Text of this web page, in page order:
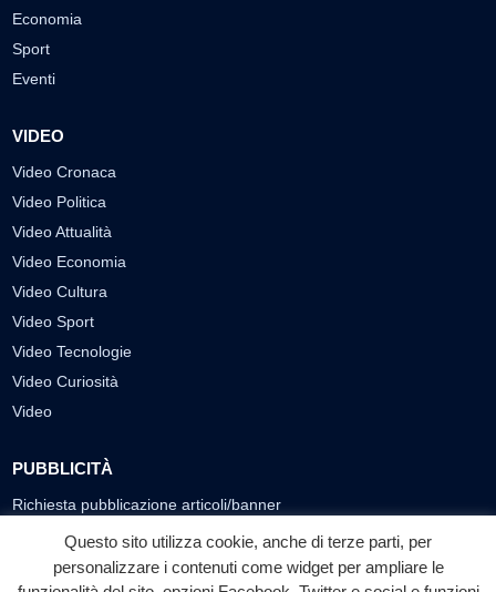
Economia
Sport
Eventi
VIDEO
Video Cronaca
Video Politica
Video Attualità
Video Economia
Video Cultura
Video Sport
Video Tecnologie
Video Curiosità
Video
PUBBLICITÀ
Richiesta pubblicazione articoli/banner
SEGUICI SUI SOCIAL
Questo sito utilizza cookie, anche di terze parti, per
personalizzare i contenuti come widget per ampliare le